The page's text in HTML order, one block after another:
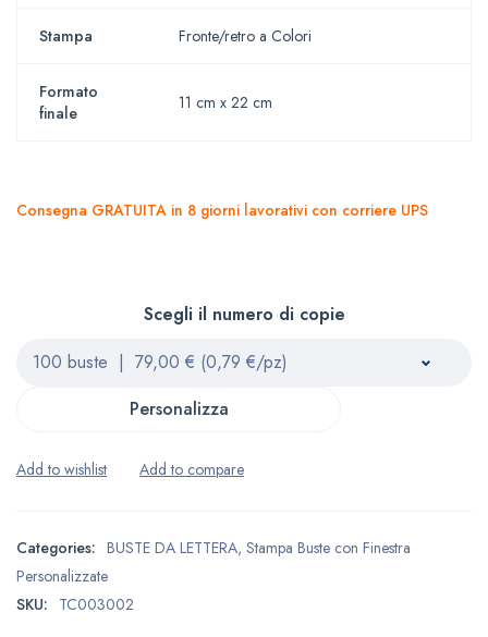
Stampa Fronte/retro a Colori
Formato
finale
11 cm x 22 cm
Consegna GRATUITA in 8 giorni lavorativi con corriere UPS
Scegli il numero di copie
Personalizza
Categories: BUSTE DA LETTERA, Stampa Buste con Finestra
Personalizzate
SKU: TC003002